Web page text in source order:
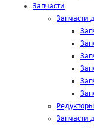
Запчасти
Запчасти
Запчасти